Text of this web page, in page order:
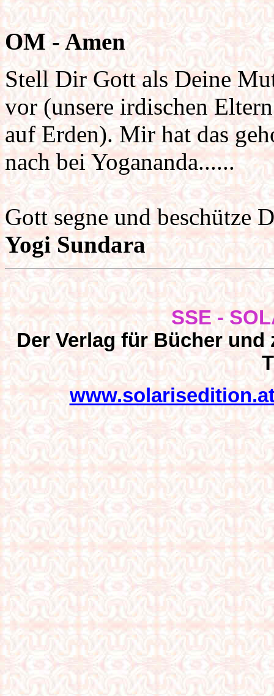
OM - Amen
Stell Dir Gott als Deine
vor (unsere irdischen
auf Erden). Mir hat das
nach bei Yogananda......
Gott segne und beschütze
YogiSundara
SSE -
Der Verlag für Bücher